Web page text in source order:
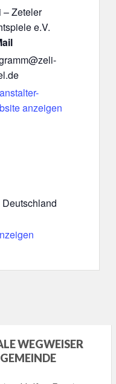
Deutschland
– Zeteler
e.V.
anzeigen
WEGWEISER